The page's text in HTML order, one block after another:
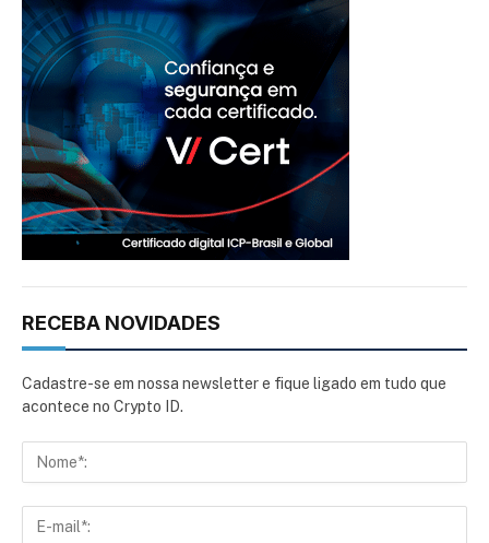
RECEBA NOVIDADES
Cadastre-se em nossa newsletter e fique ligado em tudo que
acontece no Crypto ID.